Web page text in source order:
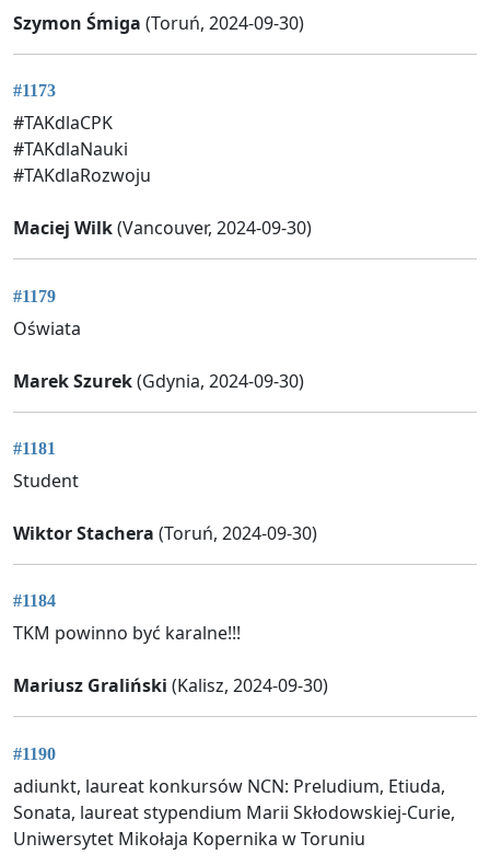
Szymon Śmiga (Toruń, 2024-09-30)
#1173
#TAKdlaCPK
#TAKdlaNauki
#TAKdlaRozwoju
Maciej Wilk(Vancouver, 2024-09-30)
#1179
Oświata
Marek Szurek(Gdynia, 2024-09-30)
#1181
Student
Wiktor Stachera (Toruń, 2024-09-30)
#1184
TKM powinno być karalne!!!
Mariusz Graliński (Kalisz, 2024-09-30)
#1190
adiunkt, laureat konkursów NCN: Preludium, Etiuda,
Sonata, laureat stypendium Marii Skłodowskiej-Curie,
Uniwersytet Mikołaja Kopernika w Toruniu